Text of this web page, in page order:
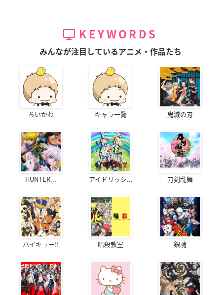
KEYWORDS
みんなが注目しているアニメ・作品たち
ちいかわ キャラ一覧 鬼滅の刃
HUNTER... アイドリッシ... 刀剣乱舞
ハイキュー!! 暗殺教室 銀魂